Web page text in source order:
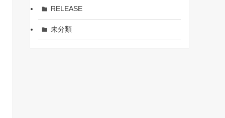
RELEASE
未分類